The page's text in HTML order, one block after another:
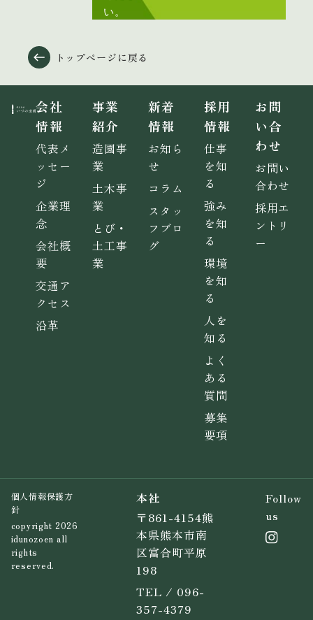
い。
トップページに戻る
会社
情報
代表メ
ッセー
ジ
企業理
念
会社概
要
交通ア
クセス
沿革
事業
紹介
造園事
業
土木事
業
とび・
土工事
業
新着
情報
お知ら
せ
コラム
スタッ
フブロ
グ
採用
情報
仕事
を知
る
強み
を知
る
環境
を知
る
人を
知る
よく
ある
質問
募集
要項
お問
い合
わせ
お問い
合わせ
採用エ
ントリ
ー
個人情報保護方
針
copyright 2026
idunozoen all
rights
reserved.
本社
〒861-4154熊
本県熊本市南
区富合町平原
198
TEL / 096-
357-4379
Follow
us